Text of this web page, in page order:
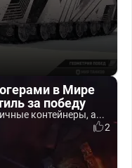
в Мире
за победу
контейнеры, а...
2